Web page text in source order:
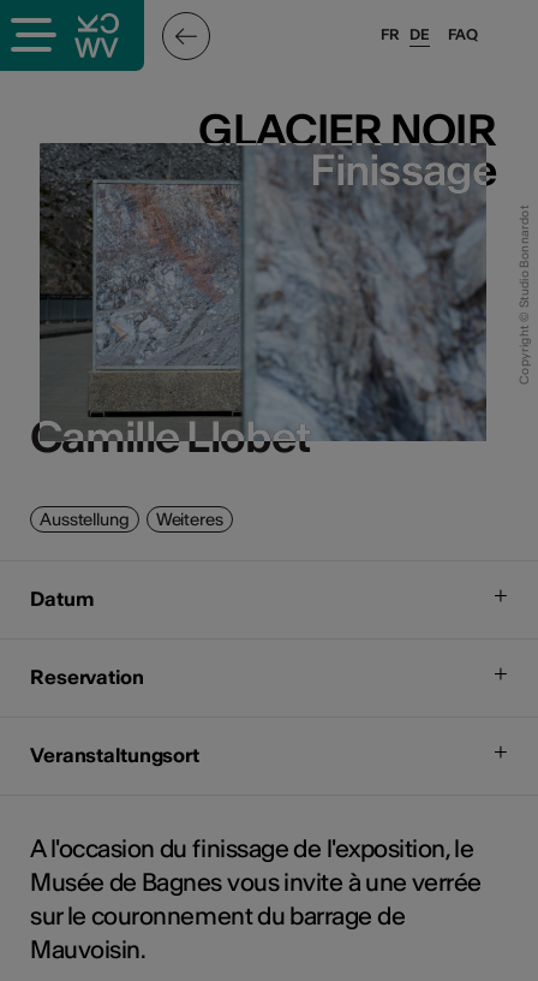
FAQ
FR DE
GLACIER NOIR
Finissage
Camille Llobet
Copyright © Studio Bonnardot
GLACIER NOIR
Finissage
Camille Llobet
Ausstellung Weiteres
Datum
Reservation
Veranstaltungsort
A l'occasion du finissage de l'exposition, le
Musée de Bagnes vous invite à une verrée
sur le couronnement du barrage de
Mauvoisin.